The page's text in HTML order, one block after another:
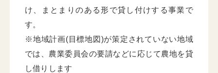
け、まとまりのある形で貸し付けする事業で
す。
※地域計画(目標地図)が策定されていない地域
では、農業委員会の要請などに応じて農地を貸
し借りします